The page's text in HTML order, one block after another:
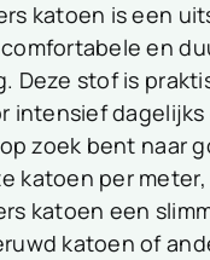
katoen is een
en
Deze stof is
intensief dagelijks
zoek bent naar
katoen per meter,
katoen een
katoen of